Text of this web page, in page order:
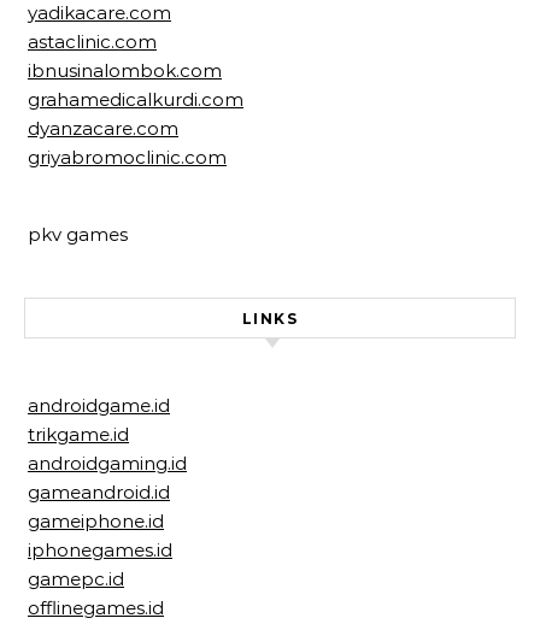
yadikacare.com
astaclinic.com
ibnusinalombok.com
grahamedicalkurdi.com
dyanzacare.com
griyabromoclinic.com
pkv games
LINKS
androidgame.id
trikgame.id
androidgaming.id
gameandroid.id
gameiphone.id
iphonegames.id
gamepc.id
offlinegames.id